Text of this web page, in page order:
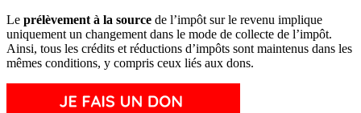
Le prélèvement à la source de l’impôt sur le revenu implique
uniquement un changement dans le mode de collecte de l’impôt.
Ainsi, tous les crédits et réductions d’impôts sont maintenus dans les
mêmes conditions, y compris ceux liés aux dons.